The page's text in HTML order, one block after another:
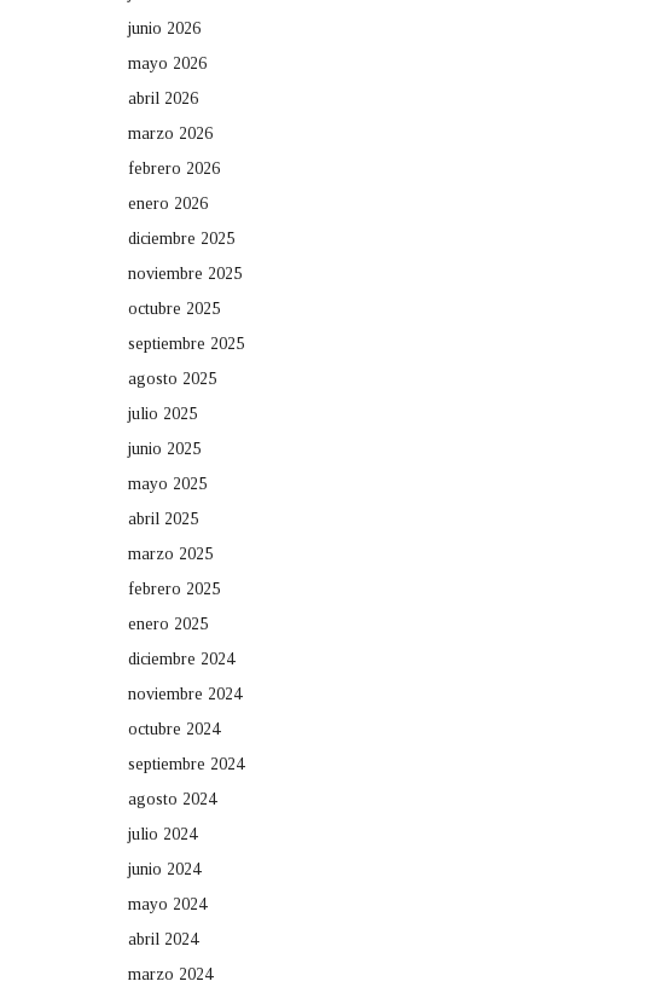
junio 2026
mayo 2026
abril 2026
marzo 2026
febrero 2026
enero 2026
diciembre 2025
noviembre 2025
octubre 2025
septiembre 2025
agosto 2025
julio 2025
junio 2025
mayo 2025
abril 2025
marzo 2025
febrero 2025
enero 2025
diciembre 2024
noviembre 2024
octubre 2024
septiembre 2024
agosto 2024
julio 2024
junio 2024
mayo 2024
abril 2024
marzo 2024